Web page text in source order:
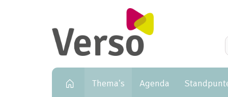
Primary navigation
Thema's Agenda